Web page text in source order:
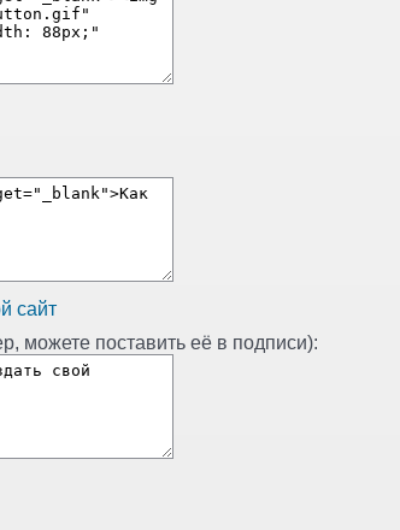
сайт
можете поставить её в подписи):